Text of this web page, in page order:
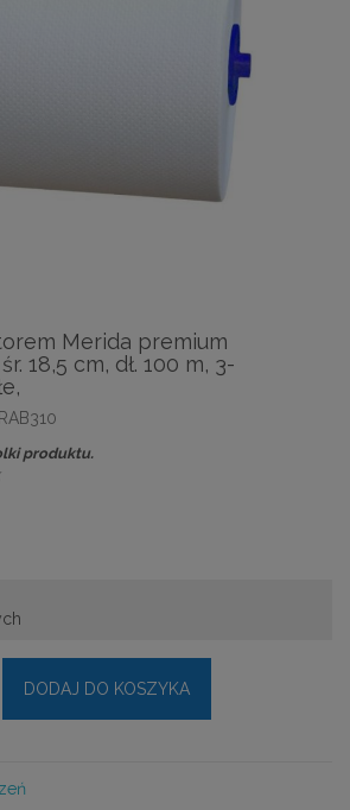
Merida premium
18,5 cm, dł. 100 m, 3-
RAB310
produktu.
DODAJ DO KOSZYKA